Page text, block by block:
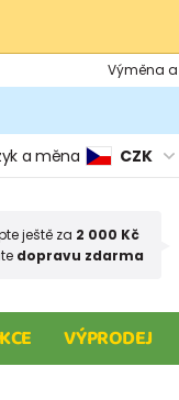
Výměna
a měna CZK
ještě za 2 000 Kč
dopravu zdarma
VÝPRODEJ